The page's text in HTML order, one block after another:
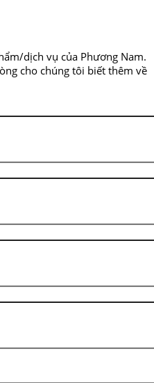
dịch vụ của Phương Nam.
cho chúng tôi biết thêm về